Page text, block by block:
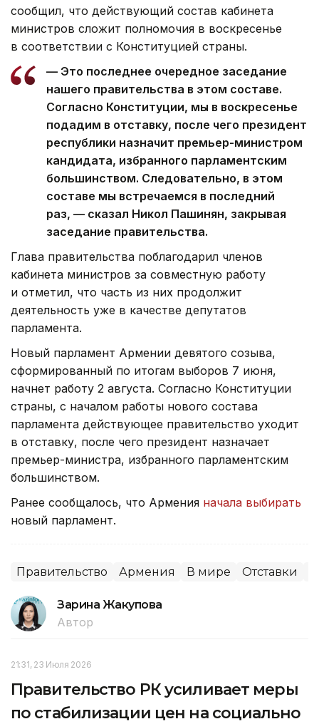
сообщил, что действующий состав кабинета
министров сложит полномочия в воскресенье
в соответствии с Конституцией страны.
— Это последнее очередное заседание
нашего правительства в этом составе.
Согласно Конституции, мы в воскресенье
подадим в отставку, после чего президент
республики назначит премьер-министром
кандидата, избранного парламентским
большинством. Следовательно, в этом
составе мы встречаемся в последний
раз, — сказал Никол Пашинян, закрывая
заседание правительства.
Глава правительства поблагодарил членов
кабинета министров за совместную работу
и отметил, что часть из них продолжит
деятельность уже в качестве депутатов
парламента.
Новый парламент Армении девятого созыва,
сформированный по итогам выборов 7 июня,
начнет работу 2 августа. Согласно Конституции
страны, с началом работы нового состава
парламента действующее правительство уходит
в отставку, после чего президент назначает
премьер-министра, избранного парламентским
большинством.
Ранее сообщалось, что Армения начала выбирать
новый парламент.
Правительство Армения В мире Отставки
Зарина Жакупова
Автор
21:31, 23 Июля 2026
Правительство РК усиливает меры
по стабилизации цен на социально